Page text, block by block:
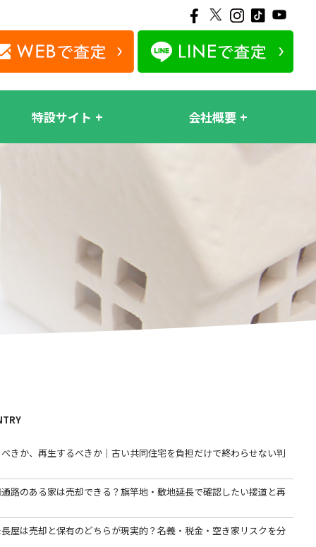
特設サイト 会社概要
きか、再生するべきか｜古い共同住宅を負担だけで終わらせない判
通路のある家は売却できる？旗竿地・敷地延長で確認したい接道と再
屋は売却と保有のどちらが現実的？名義・税金・空き家リスクを分